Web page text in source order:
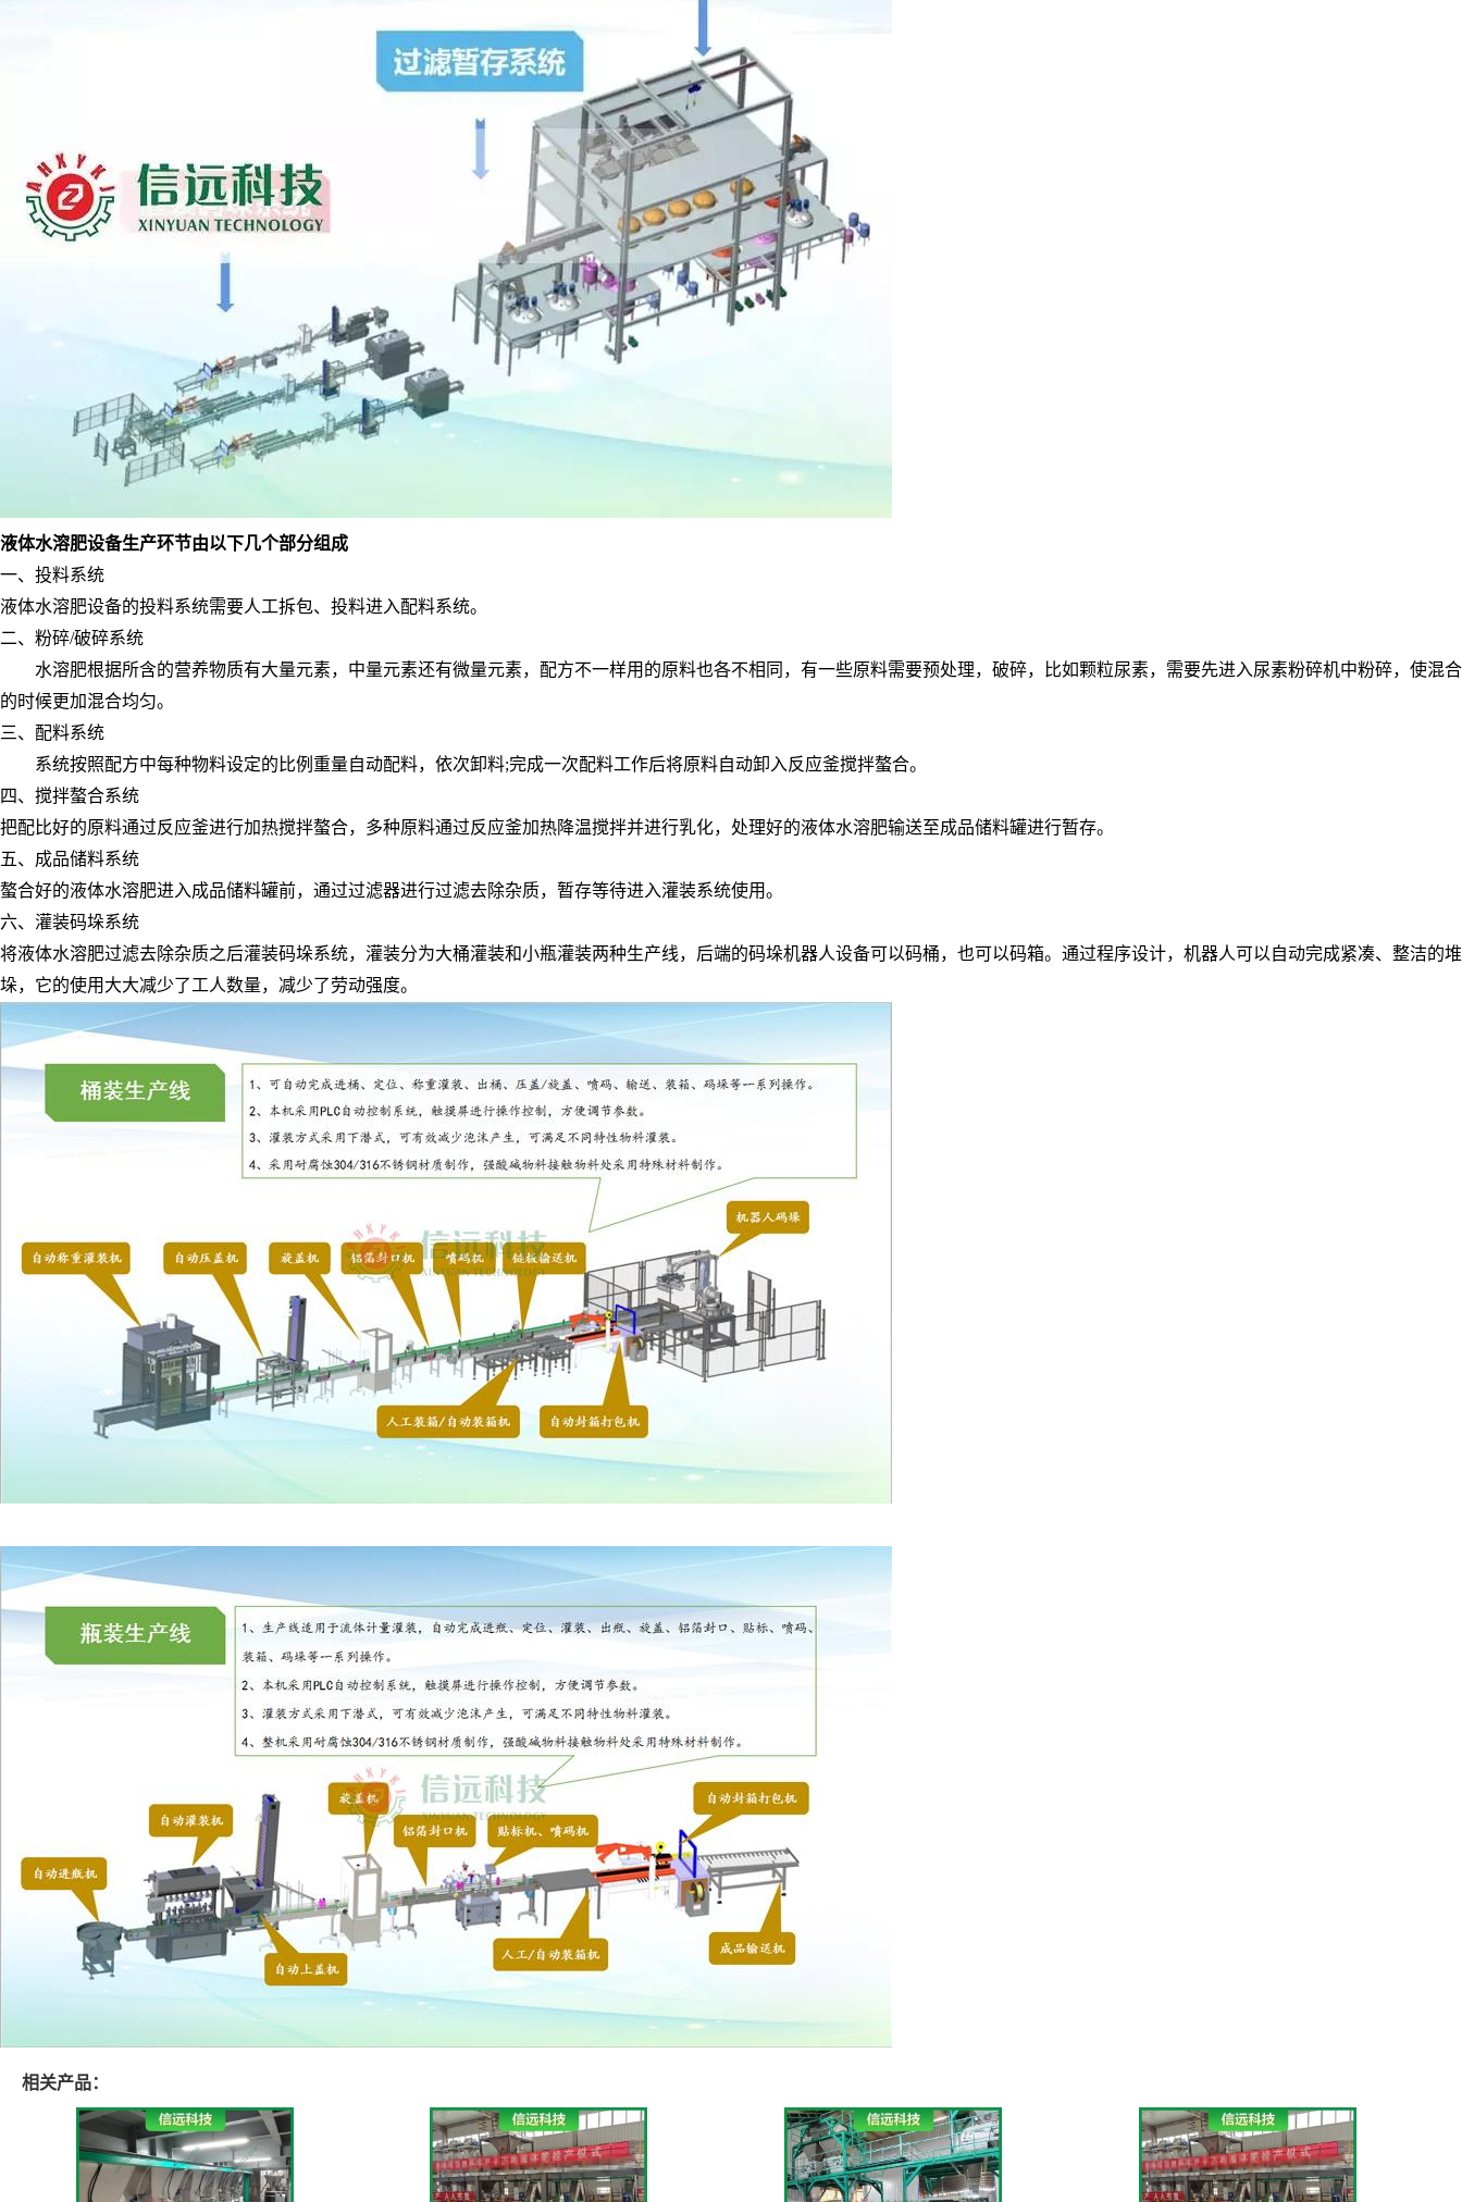
液体水溶肥设备生产环节由以下几个部分组成
一、投料系统
液体水溶肥设备的投料系统需要人工拆包、投料进入配料系统。
二、 粉碎/破碎系统
水溶肥根据所含的营养物质有大量元素，中量元素还有微量元素，配方不一样用的原料也各不相同，有一些原料需要预处理，破碎，比如颗粒尿素，需要先进入尿素粉碎机中粉碎，使混合
的时候更加混合均匀。
三、配料系统
系统按照配方中每种物料设定的比例重量自动配料，依次卸料;完成一次配料工作后将原料自动卸入 反应釜搅拌螯合。
四、搅拌螯合系统
把配比好的原料通过反应釜进行加热搅拌螯合，多种原料通过反应釜加热降温搅拌并进行乳化，处理好的液体水溶肥输送至成品储料罐进行暂存。
五、成品储料系统
螯合好的液体水溶肥进入成品储料罐前，通过过滤器进行过滤去除杂质，暂存等待进入灌装系统使用。
六、灌装码垛系统
将液体水溶肥过滤去除杂质之后灌装码垛系统，灌装分为大桶灌装和小瓶灌装两种生产线，后端的码垛机器人设备可以码桶，也可以码箱。通过程序设计，机器人可以自动完成紧凑、整洁的堆
垛，它的使用大大减少了工人数量，减少了劳动强度。
相关产品：